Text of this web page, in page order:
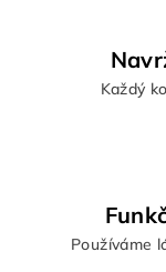
Každý
Používáme